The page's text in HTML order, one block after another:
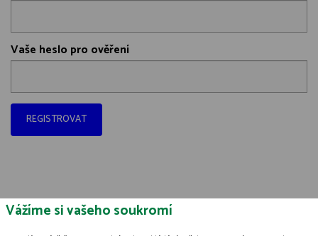
Vaše heslo pro ověření
Vážíme si vašeho soukromí